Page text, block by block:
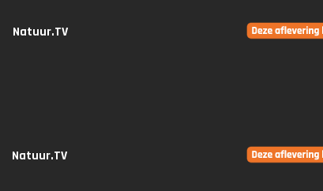
Natuur.TV
Natuur.TV